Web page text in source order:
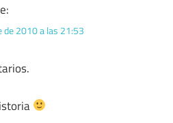
de 2010 a las 21:53